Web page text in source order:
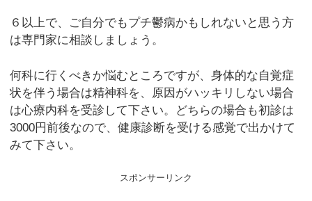
６以上で、ご自分でもプチ鬱病かもしれないと思う方
は専門家に相談しましょう。
何科に行くべきか悩むところですが、身体的な自覚症
状を伴う場合は精神科を、原因がハッキリしない場合
は心療内科を受診して下さい。どちらの場合も初診は
3000円前後なので、健康診断を受ける感覚で出かけて
みて下さい。
スポンサーリンク